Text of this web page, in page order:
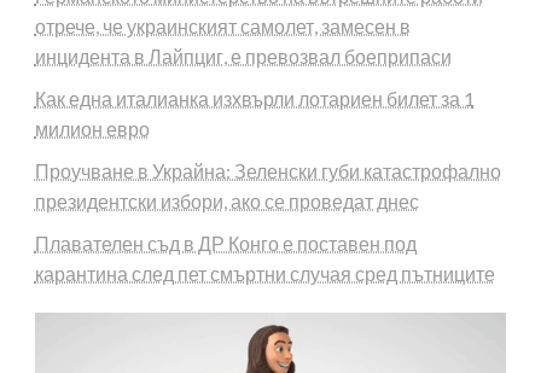
отрече, че украинският самолет, замесен в
инцидента в Лайпциг, е превозвал боеприпаси
Как една италианка изхвърли лотариен билет за 1
милион евро
Проучване в Украйна: Зеленски губи катастрофално
президентски избори, ако се проведат днес
Плавателен съд в ДР Конго е поставен под
карантина след пет смъртни случая сред пътниците